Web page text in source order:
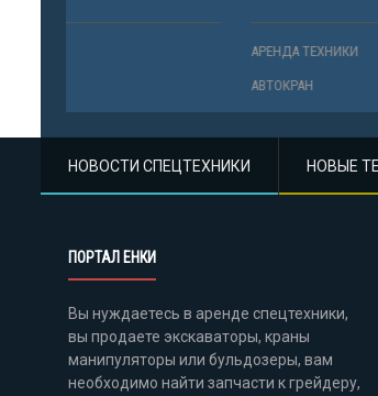
НОВОСТИ СПЕЦТЕХНИКИ НОВЫЕ
ПОРТАЛ ЕНКИ
Вы нуждаетесь в аренде спецтехники,
вы продаете экскаваторы, краны
манипуляторы или бульдозеры, вам
необходимо найти запчасти к грейдеру,